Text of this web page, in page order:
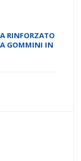
RINFORZATO
GOMMINI IN